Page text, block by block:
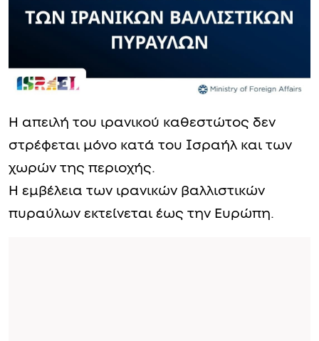
Η απειλή του ιρανικού καθεστώτος δεν
στρέφεται μόνο κατά του Ισραήλ και των
χωρών της περιοχής.
Η εμβέλεια των ιρανικών βαλλιστικών
πυραύλων εκτείνεται έως την Ευρώπη.